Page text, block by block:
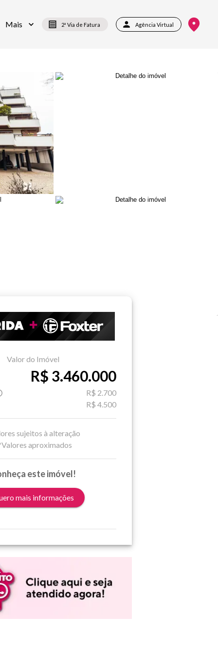
Mais 2ª Via de Fatura Agência Virtual
Valor do Imóvel
R$ 3.460.000
R$ 2.700
R$ 4.500
sujeitos à alteração
aproximados
este imóvel!
mais informações